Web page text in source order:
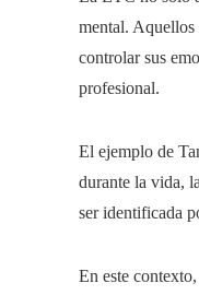
mental. Aquellos
controlar sus
profesional.
El ejemplo de
durante la vida,
ser identificada
En este